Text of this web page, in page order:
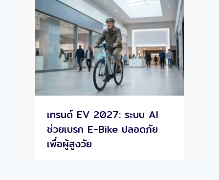
เทรนด์ EV 2027: ระบบ AI
ช่วยเบรก E-Bike ปลอดภัย
เพื่อผู้สูงวัย